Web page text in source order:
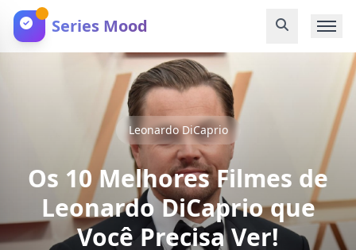
Series Mood
Leonardo DiCaprio
Os 10 Melhores Filmes de
Leonardo DiCaprio que
Você Precisa Ver!